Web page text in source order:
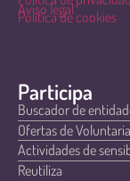
Aviso legal
Política de cookies
Participa
Buscador de
Ofertas de
Actividades de
Reutiliza